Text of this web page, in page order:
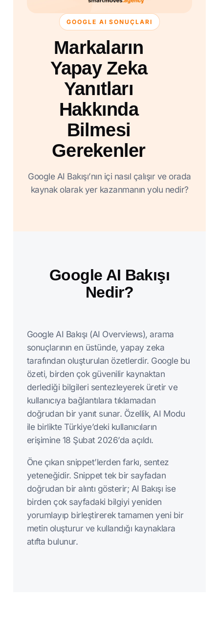
GOOGLE AI SONUÇLARI
Markaların
Yapay Zeka
Yanıtları
Hakkında
Bilmesi
Gerekenler
Google AI Bakışı’nın içi nasıl çalışır ve orada
kaynak olarak yer kazanmanın yolu nedir?
Google AI Bakışı
Nedir?
Google AI Bakışı (AI Overviews), arama
sonuçlarının en üstünde, yapay zeka
tarafından oluşturulan özetlerdir. Google bu
özeti, birden çok güvenilir kaynaktan
derlediği bilgileri sentezleyerek üretir ve
kullanıcıya bağlantılara tıklamadan
doğrudan bir yanıt sunar. Özellik, AI Modu
ile birlikte Türkiye’deki kullanıcıların
erişimine 18 Şubat 2026’da açıldı.
Öne çıkan snippet’lerden farkı, sentez
yeteneğidir. Snippet tek bir sayfadan
doğrudan bir alıntı gösterir; AI Bakışı ise
birden çok sayfadaki bilgiyi yeniden
yorumlayıp birleştirerek tamamen yeni bir
metin oluşturur ve kullandığı kaynaklara
atıfta bulunur.